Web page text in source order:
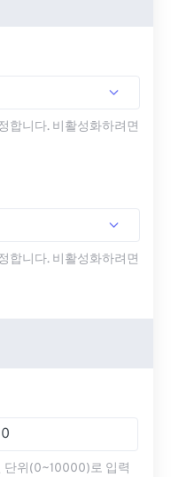
합니다. 비활성화하려면
합니다. 비활성화하려면
단위(0~10000)로 입력